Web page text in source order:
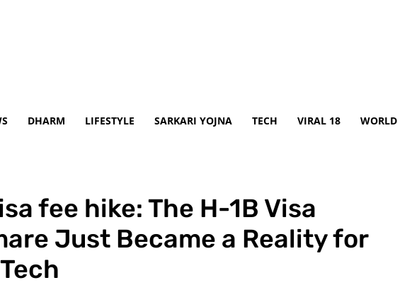
DHARM LIFESTYLE SARKARI YOJNA TECH VIRAL 18 WORLD
fee hike: The H-1B Visa
Just Became a Reality for